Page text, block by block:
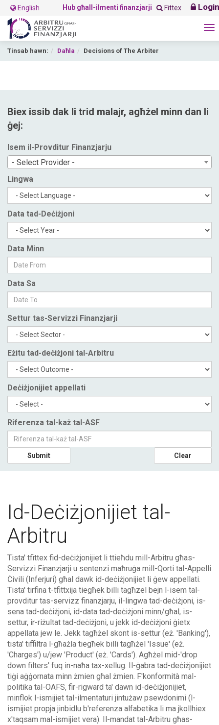
English Hub għall-ilmenti finanzjarji Fittex Login
Tinsab hawn: Daħla Decisions of The Arbiter
Biex issib dak li trid malajr, agħżel minn dan li
ġej:
Isem il-Provditur Finanzjarju
- Select Provider -
Lingwa
Data tad-Deċiżjoni
Data Minn
Data Sa
Settur tas-Servizzi Finanzjarji
Eżitu tad-deċiżjoni tal-Arbitru
Deċiżjonijiet appellati
Riferenza tal-każ tal-ASF
Submit Clear
Id-Deċiżjonijiet tal-
Arbitru
Tista' tfittex fid-deċiżjonijiet li ttieħdu mill-Arbitru għas-
Servizzi Finanzjarji u sentenzi maħruġa mill-Qorti tal-Appelli
Ċivili (Inferjuri) għal dawk id-deċiżjonijiet li ġew appellati.
Tista' tirfina t-tfittxija tiegħek billi tagħzel bejn l-isem tal-
provditur tas-servizz finanzjarju, il-lingwa tad-deċiżjoni, is-
sena tad-deċiżjoni, id-data tad-deċiżjoni minn/għal, is-
settur, ir-riżultat tad-deċiżjoni, u jekk id-deċiżjoni ġietx
appellata jew le. Jekk tagħżel skont is-settur (eż. 'Banking'),
tista' tiffiltra l-għażla tiegħek billi tagħżel 'Issue' (eż.
'Charges') u/jew 'Product' (eż. 'Cards'). Agħżel mid-'drop
down filters' fuq in-naħa tax-xellug. Il-ġabra tad-deċiżjonijiet
tiġi aġġornata minn żmien għal żmien. F'konformità mal-
politika tal-OAFS, fir-rigward ta' dawn id-deċiżjonijiet,
minflok l-ismijiet tal-ilmentaturi jintużaw psewdonimi (l-
ismijiet propja jinbidlu b'referenza alfabetika li ma jkollhiex
x'taqsam mal-ismijiet vera). Il-mandat tal-Arbitru għas-